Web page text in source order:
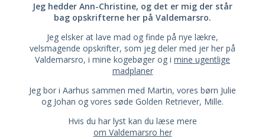
Jeg hedder Ann-Christine, og det er mig der står
bag opskrifterne her på Valdemarsro.
Jeg elsker at lave mad og finde på nye lækre,
velsmagende opskrifter, som jeg deler med jer her på
Valdemarsro, i mine kogebøger og i mine ugentlige
madplaner
Jeg bor i Aarhus sammen med Martin, vores børn Julie
og Johan og vores søde Golden Retriever, Mille.
Hvis du har lyst kan du læse mere
om Valdemarsro her